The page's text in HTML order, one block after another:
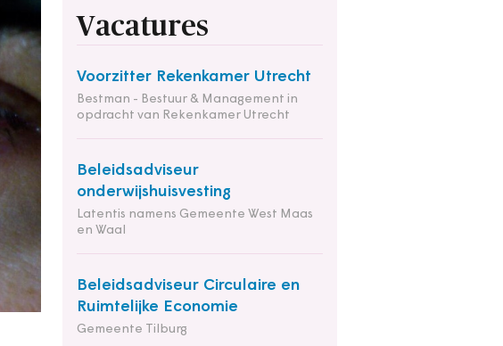
Vacatures
Voorzitter Rekenkamer Utrecht
Bestman - Bestuur & Management in
opdracht van Rekenkamer Utrecht
Beleidsadviseur
onderwijshuisvesting
Latentis namens Gemeente West Maas
en Waal
Beleidsadviseur Circulaire en
Ruimtelijke Economie
Gemeente Tilburg